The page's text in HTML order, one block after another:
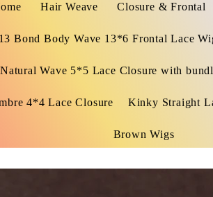
Hair Weave Closure & Frontal
Bond Body Wave 13*6 Frontal Lace
Natural Wave 5*5 Lace Closure with
4*4 Lace Closure Kinky Straight
Brown Wigs